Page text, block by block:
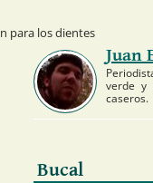
para los dientes
Juan
verde y
caseros.
Bucal